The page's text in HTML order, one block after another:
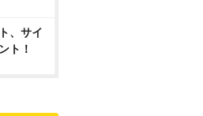
、サイ
ト！